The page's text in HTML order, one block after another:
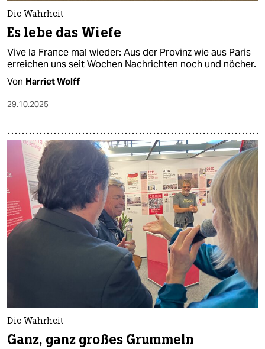
Die Wahrheit
Es lebe das Wiefe
Vive la France mal wieder: Aus der Provinz wie aus Paris
erreichen uns seit Wochen Nachrichten noch und nöcher.
Von Harriet Wolff
29.10.2025
Die Wahrheit
Ganz, ganz großes Grummeln